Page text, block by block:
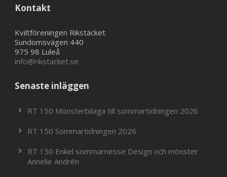
Kontakt
Kviltföreningen Rikstäcket
Sundomsvägen 440
975 98 Luleå
info@rikstacket.se
Senaste inläggen
RT 150 Mönsterbilaga till sommartidningen 2026
RT 150 Sommartidningen 2026
RT 150 Enkel sommarnesse Design och mönster
Annelie Andrén